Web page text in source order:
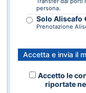
persona.
Solo Aliscafo
Prenotazione
Accetta e invia il
Accetto le
riportate